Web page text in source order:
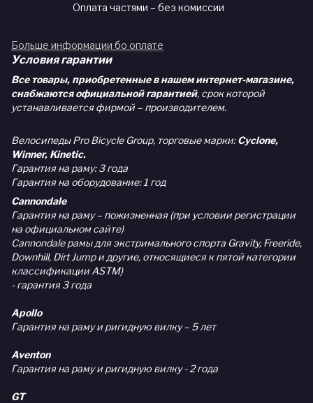
Оплата частями – без комиссии
Больше информации бо оплате
Условия гарантии
Все товары, приобретенные в нашем интернет-магазине,
снабжаются официальной гарантией, срок которой
устанавливается фирмой – производителем.
Велосипеды Pro Bicycle Group, торговые марки:Cyclone,
Winner, Kinetic.
Гарантия на раму: 3 года
Гарантия на оборудование: 1 год
Cannondale
Гарантия на раму – пожизненная (при условии регистрации
на официальном сайте)
Cannondale рамы для экстримального спорта Gravity, Freeride,
Downhill, Dirt Jump и другие, относящиеся к пятой категории
классификации ASTM)
- гарантия 3 года
Apollo
Гарантия на раму и ригидную вилку – 5 лет
Aventon
Гарантия на раму и ригидную вилку - 2 года
GT